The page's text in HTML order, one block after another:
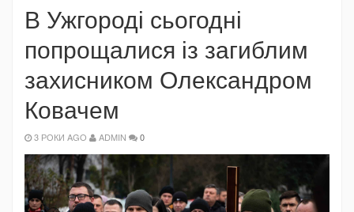
В Ужгороді сьогодні
попрощалися із загиблим
захисником Олександром
Ковачем
3 РОКИ AGO ADMIN 0